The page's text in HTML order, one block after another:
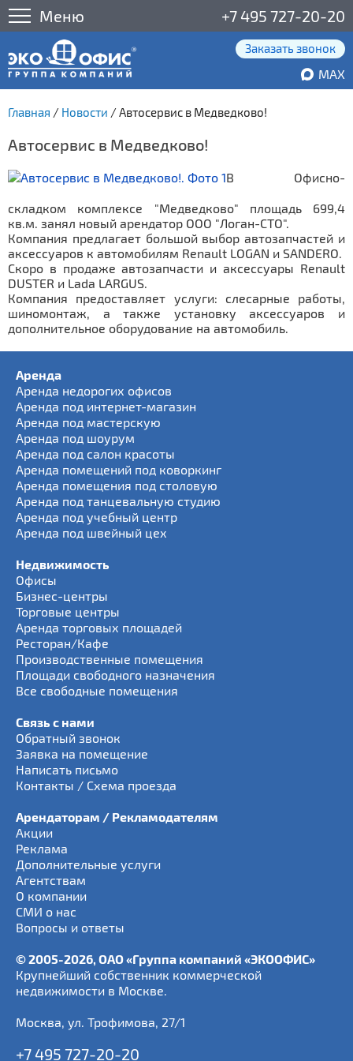
Меню +7 495 727-20-20
Заказать звонок
MAX
Главная / Новости /Автосервис в Медведково!
Автосервис в Медведково!
В Офисно-
складком комплексе "Медведково" площадь 699,4
кв.м. занял новый арендатор ООО "Логан-СТО".
Компания предлагает большой выбор автозапчастей и
аксессуаров к автомобилям Renault LOGAN и SANDERO.
Скоро в продаже автозапчасти и аксессуары Renault
DUSTER и Lada LARGUS.
Компания предоставляет услуги: слесарные работы,
шиномонтаж, а также установку аксессуаров и
дополнительное оборудование на автомобиль.
Аренда
Аренда недорогих офисов
Аренда под интернет-магазин
Аренда под мастерскую
Аренда под шоурум
Аренда под салон красоты
Аренда помещений под коворкинг
Аренда помещения под столовую
Аренда под танцевальную студию
Аренда под учебный центр
Аренда под швейный цех
Недвижимость
Офисы
Бизнес-центры
Торговые центры
Аренда торговых площадей
Ресторан/Кафе
Производственные помещения
Площади свободного назначения
Все свободные помещения
Связь с нами
Обратный звонок
Заявка на помещение
Написать письмо
Контакты / Схема проезда
Арендаторам / Рекламодателям
Акции
Реклама
Дополнительные услуги
Агентствам
О компании
СМИ о нас
Вопросы и ответы
© 2005-2026, ОАО «Группа компаний «ЭКООФИС»
Крупнейший собственник коммерческой
недвижимости в Москве.
Москва, ул. Трофимова, 27/1
+7 495 727-20-20